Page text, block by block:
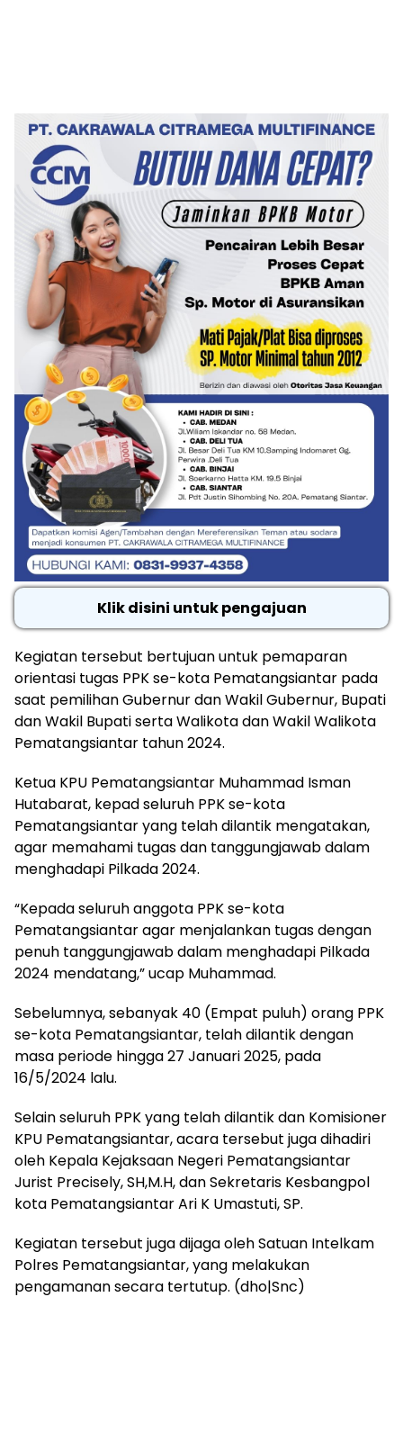
Klik disini untuk pengajuan
Kegiatan tersebut bertujuan untuk pemaparan
orientasi tugas PPK se-kota Pematangsiantar pada
saat pemilihan Gubernur dan Wakil Gubernur, Bupati
dan Wakil Bupati serta Walikota dan Wakil Walikota
Pematangsiantar tahun 2024.
Ketua KPU Pematangsiantar Muhammad Isman
Hutabarat, kepad seluruh PPK se-kota
Pematangsiantar yang telah dilantik mengatakan,
agar memahami tugas dan tanggungjawab dalam
menghadapi Pilkada 2024.
“Kepada seluruh anggota PPK se-kota
Pematangsiantar agar menjalankan tugas dengan
penuh tanggungjawab dalam menghadapi Pilkada
2024 mendatang,” ucap Muhammad.
Sebelumnya, sebanyak 40 (Empat puluh) orang PPK
se-kota Pematangsiantar, telah dilantik dengan
masa periode hingga 27 Januari 2025, pada
16/5/2024 lalu.
Selain seluruh PPK yang telah dilantik dan Komisioner
KPU Pematangsiantar, acara tersebut juga dihadiri
oleh Kepala Kejaksaan Negeri Pematangsiantar
Jurist Precisely, SH,M.H, dan Sekretaris Kesbangpol
kota Pematangsiantar Ari K Umastuti, SP.
Kegiatan tersebut juga dijaga oleh Satuan Intelkam
Polres Pematangsiantar, yang melakukan
pengamanan secara tertutup. (dho|Snc)